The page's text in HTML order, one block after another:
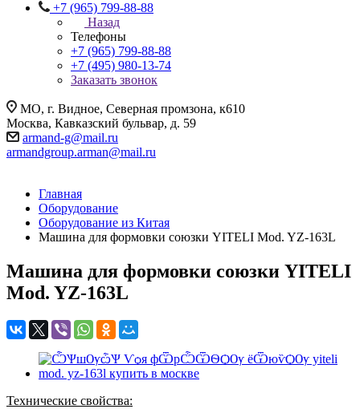
+7 (965) 799-88-88
Назад
Телефоны
+7 (965) 799-88-88
+7 (495) 980-13-74
Заказать звонок
МО, г. Видное, Северная промзона, к610
Москва, Кавказский бульвар, д. 59
armand-g@mail.ru
armandgroup.arman@mail.ru
Главная
Оборудование
Оборудование из Китая
Машина для формовки союзки YITELI Mod. YZ-163L
Машина для формовки союзки YITELI
Mod. YZ-163L
Технические свойства: